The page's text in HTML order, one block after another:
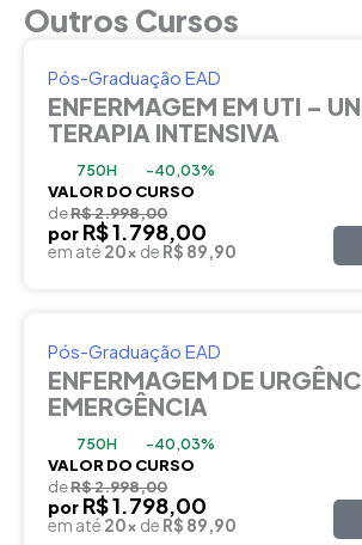
Outros Cursos
Pós-Graduação EAD
ENFERMAGEM EM UTI –
TERAPIA INTENSIVA
750H -40,03%
VALOR DO CURSO
deR$ 2.998,00
por R$ 1.798,00
em até 20x de R$ 89,90
Pós-Graduação EAD
ENFERMAGEM DE
EMERGÊNCIA
750H -40,03%
VALOR DO CURSO
deR$ 2.998,00
por R$ 1.798,00
em até 20x de R$ 89,90